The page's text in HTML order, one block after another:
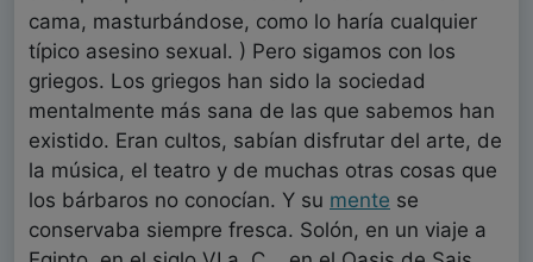
cama, masturbándose, como lo haría cualquier
típico asesino sexual. ) Pero sigamos con los
griegos. Los griegos han sido la sociedad
mentalmente más sana de las que sabemos han
existido. Eran cultos, sabían disfrutar del arte, de
la música, el teatro y de muchas otras cosas que
los bárbaros no conocían. Y su mente se
conservaba siempre fresca. Solón, en un viaje a